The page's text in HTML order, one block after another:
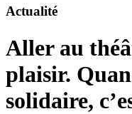
Actualité
Aller au
plaisir.
solidaire,